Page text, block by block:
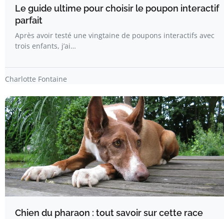
Le guide ultime pour choisir le poupon interactif
parfait
Après avoir testé une vingtaine de poupons interactifs avec
trois enfants, j’ai…
Charlotte Fontaine
Chien du pharaon : tout savoir sur cette race